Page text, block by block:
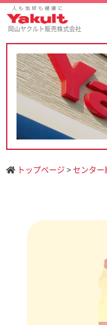
岡山ヤクルト販売株式会社
トップページ >センター